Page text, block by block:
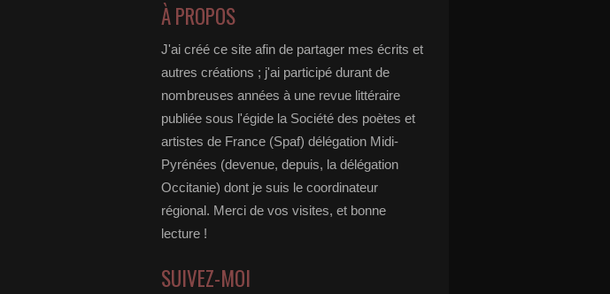
À PROPOS
J'ai créé ce site afin de partager mes écrits et
autres créations ; j'ai participé durant de
nombreuses années à une revue littéraire
publiée sous l'égide la Société des poètes et
artistes de France (Spaf) délégation Midi-
Pyrénées (devenue, depuis, la délégation
Occitanie) dont je suis le coordinateur
régional. Merci de vos visites, et bonne
lecture !
SUIVEZ-MOI